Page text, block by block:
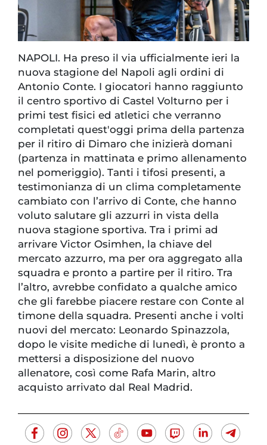
NAPOLI. Ha preso il via ufficialmente ieri la
nuova stagione del Napoli agli ordini di
Antonio Conte. I giocatori hanno raggiunto
il centro sportivo di Castel Volturno per i
primi test fisici ed atletici che verranno
completati quest'oggi prima della partenza
per il ritiro di Dimaro che inizierà domani
(partenza in mattinata e primo allenamento
nel pomeriggio). Tanti i tifosi presenti, a
testimonianza di un clima completamente
cambiato con l’arrivo di Conte, che hanno
voluto salutare gli azzurri in vista della
nuova stagione sportiva. Tra i primi ad
arrivare Victor Osimhen, la chiave del
mercato azzurro, ma per ora aggregato alla
squadra e pronto a partire per il ritiro. Tra
l’altro, avrebbe confidato a qualche amico
che gli farebbe piacere restare con Conte al
timone della squadra. Presenti anche i volti
nuovi del mercato: Leonardo Spinazzola,
dopo le visite mediche di lunedì, è pronto a
mettersi a disposizione del nuovo
allenatore, così come Rafa Marin, altro
acquisto arrivato dal Real Madrid.